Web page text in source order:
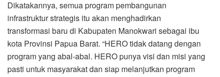
Dikatakannya, semua program pembangunan
infrastruktur strategis itu akan menghadirkan
transformasi baru di Kabupaten Manokwari sebagai ibu
kota Provinsi Papua Barat. “HERO tidak datang dengan
program yang abal-abal. HERO punya visi dan misi yang
pasti untuk masyarakat dan siap melanjutkan program